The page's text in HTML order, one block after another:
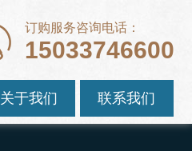
订购服务咨询电话：
15033746600
关于我们 联系我们